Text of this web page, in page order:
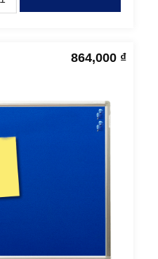
864,000 ₫